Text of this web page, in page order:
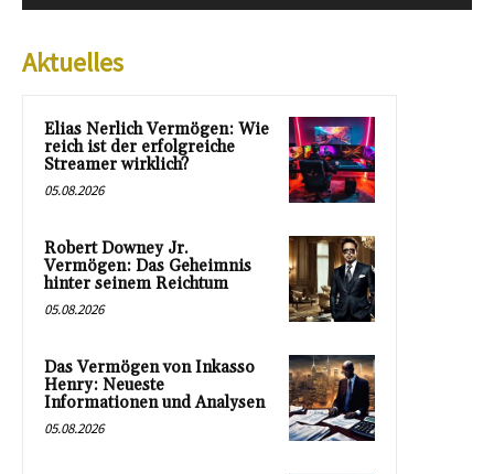
Aktuelles
Elias Nerlich Vermögen: Wie
reich ist der erfolgreiche
Streamer wirklich?
05.08.2026
Robert Downey Jr.
Vermögen: Das Geheimnis
hinter seinem Reichtum
05.08.2026
Das Vermögen von Inkasso
Henry: Neueste
Informationen und Analysen
05.08.2026